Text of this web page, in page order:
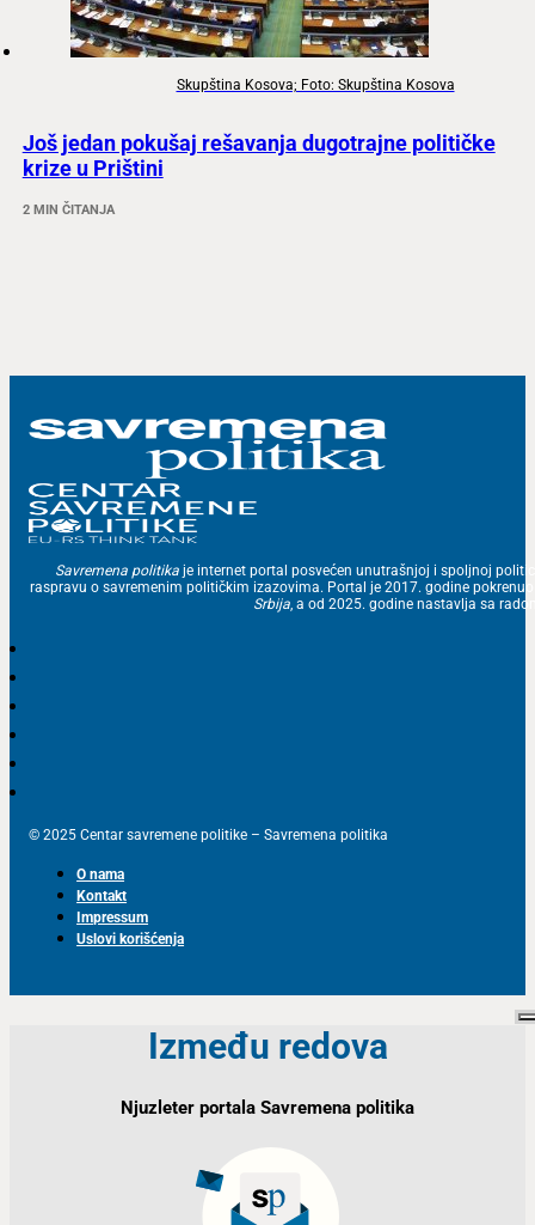
Skupština Kosova; Foto: Skupština Kosova
Još jedan pokušaj rešavanja dugotrajne političke
krize u Prištini
2 MIN ČITANJA
Savremena politika je internet portal posvećen unutrašnjoj i spoljnoj
raspravu o savremenim političkim izazovima. Portal je 2017. godine
Srbija, a od 2025. godine nastavlja sa
© 2025 Centar savremene politike – Savremena politika
O nama
Kontakt
Impressum
Uslovi korišćenja
Između redova
Njuzleter portala Savremena politika